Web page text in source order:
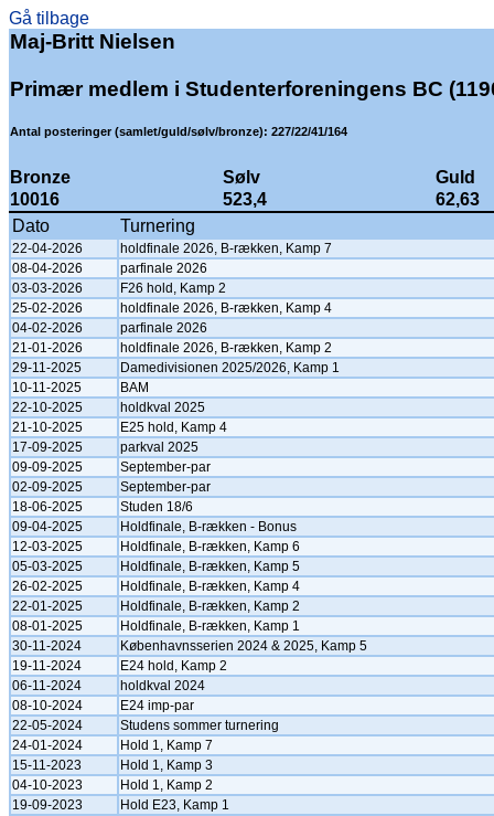
Gå tilbage
Maj-Britt Nielsen
Primær medlem i Studenterforeningens BC
Antal posteringer (samlet/guld/sølv/bronze): 227/22/41/164
Bronze Sølv
Guld
10016
523,4
62,63
Dato
Turnering
22-04-2026
holdfinale 2026, B-rækken, Kamp 7
08-04-2026
parfinale 2026
03-03-2026
F26 hold, Kamp 2
25-02-2026
holdfinale 2026, B-rækken, Kamp 4
04-02-2026
parfinale 2026
21-01-2026
holdfinale 2026, B-rækken, Kamp 2
29-11-2025
Damedivisionen 2025/2026, Kamp 1
10-11-2025
BAM
22-10-2025
holdkval 2025
21-10-2025
E25 hold, Kamp 4
17-09-2025
parkval 2025
09-09-2025
September-par
02-09-2025
September-par
18-06-2025
Studen 18/6
09-04-2025
Holdfinale, B-rækken - Bonus
12-03-2025
Holdfinale, B-rækken, Kamp 6
05-03-2025
Holdfinale, B-rækken, Kamp 5
26-02-2025
Holdfinale, B-rækken, Kamp 4
22-01-2025
Holdfinale, B-rækken, Kamp 2
08-01-2025
Holdfinale, B-rækken, Kamp 1
30-11-2024
Københavnsserien 2024 & 2025, Kamp 5
19-11-2024
E24 hold, Kamp 2
06-11-2024
holdkval 2024
08-10-2024
E24 imp-par
22-05-2024
Studens sommer turnering
24-01-2024
Hold 1, Kamp 7
15-11-2023
Hold 1, Kamp 3
04-10-2023
Hold 1, Kamp 2
19-09-2023
Hold E23, Kamp 1